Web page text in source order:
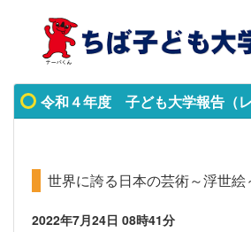
令和４年度 子ども大学報告（レ
世界に誇る日本の芸術～浮世絵
2022年7月24日 08時41分